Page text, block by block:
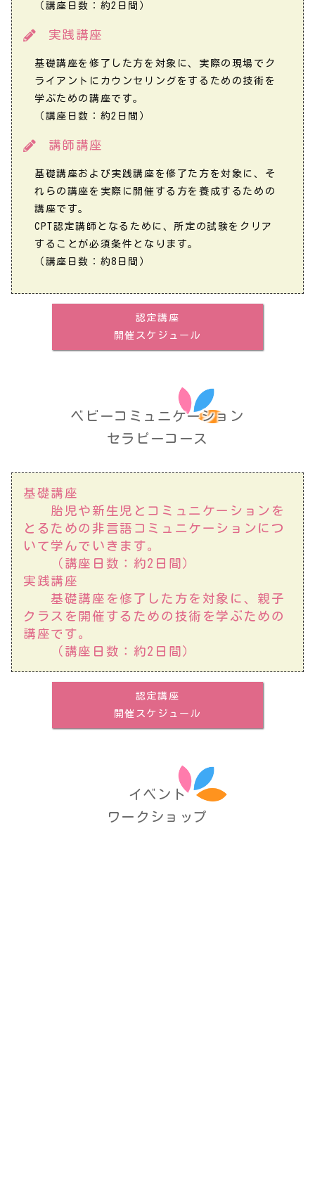
（講座日数：約2日間）
実践講座
基礎講座を修了した方を対象に、実際の現場でク
ライアントにカウンセリングをするための技術を
学ぶための講座です。
（講座日数：約2日間）
講師講座
基礎講座および実践講座を修了た方を対象に、そ
れらの講座を実際に開催する方を養成するための
講座です。
CPT認定講師となるために、所定の試験をクリア
することが必須条件となります。
（講座日数：約8日間）
認定講座
開催スケジュール
ベビーコミュニケーション
セラピーコース
基礎講座
胎児や新生児とコミュニケーションを
とるための非言語コミュニケーションにつ
いて学んでいきます。
（講座日数：約2日間）
実践講座
基礎講座を修了した方を対象に、親子
クラスを開催するための技術を学ぶための
講座です。
（講座日数：約2日間）
認定講座
開催スケジュール
イベント
ワークショップ